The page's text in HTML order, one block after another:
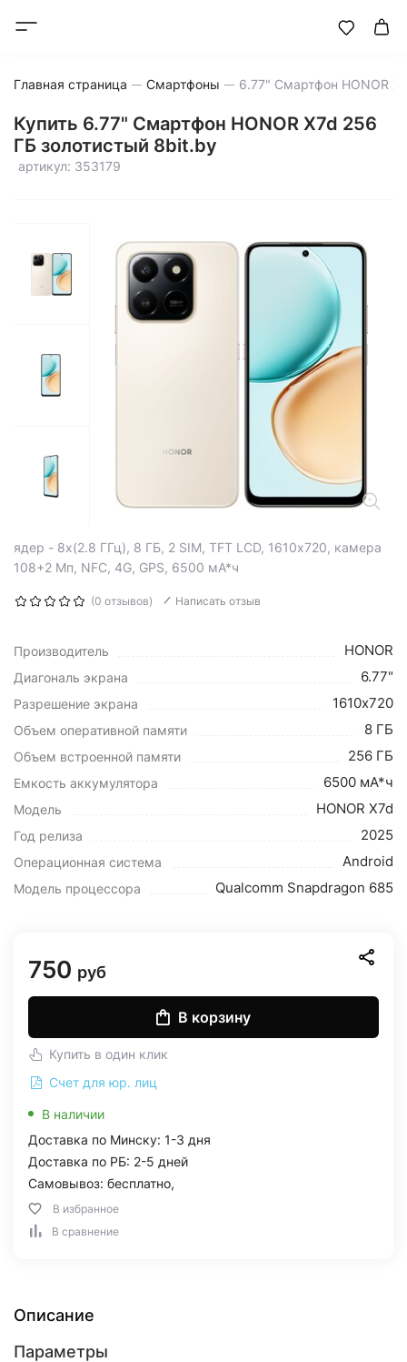
Главная страница Смартфоны
Купить 6.77" Смартфон HONOR X7d 256
ГБ золотистый 8bit.by
артикул: 353179
ядер - 8x(2.8 ГГц), 8 ГБ, 2 SIM, TFT LCD, 1610х720, камера
108+2 Мп, NFC, 4G, GPS, 6500 мА*ч
(0 отзывов) Написать отзыв
Производитель HONOR
Диагональ экрана 6.77"
Разрешение экрана 1610х720
Объем оперативной памяти 8 ГБ
Объем встроенной памяти 256 ГБ
Емкость аккумулятора 6500 мА*ч
Модель HONOR X7d
Год релиза 2025
Операционная система Android
Модель процессора Qualcomm Snapdragon 685
750 руб
В корзину
Купить в один клик
Счет для юр. лиц
В наличии
Доставка по Минску: 1-3 дня
Доставка по РБ: 2-5 дней
Самовывоз: бесплатно,
В избранное
В сравнение
Описание
Параметры